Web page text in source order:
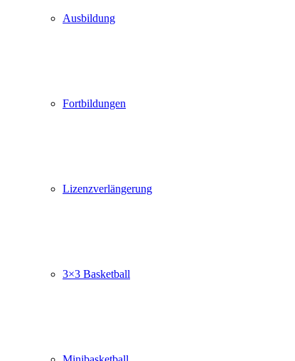
Ausbildung
Fortbildungen
Lizenzverlängerung
3×3 Basketball